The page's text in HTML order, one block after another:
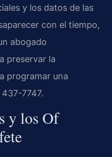
y los datos de las
con el tiempo,
abogado
preservar la
programar una
7747.
y los Of